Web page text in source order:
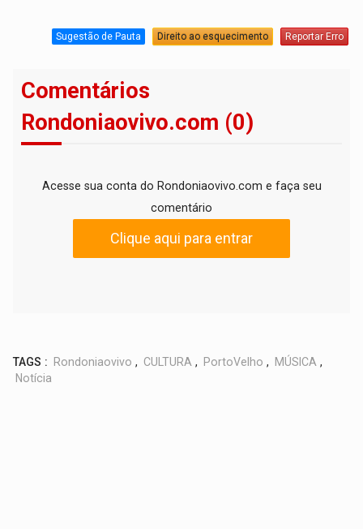
Sugestão de Pauta Direito ao esquecimento Reportar Erro
Comentários
Rondoniaovivo.com (0)
Acesse sua conta do Rondoniaovivo.com e faça seu
comentário
Clique aqui para entrar
TAGS : Rondoniaovivo , CULTURA , PortoVelho , MÚSICA ,
Notícia